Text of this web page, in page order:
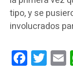
tipo, y se
involucrados
Facebook